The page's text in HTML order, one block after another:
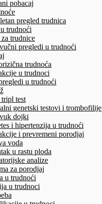
pobacaj
pregled trudnica
trudnoći
za trudnice
pregledi u trudnoći
trudnoća
u trudnoci
u trudnoći
test
genetski testovi i trombofilije
dojki
i hipertenzija u trudnoći
i prevremeni porodjaj
voda
u rastu ploda
analize
za porodjaj
u trudnoći
u trudnoci